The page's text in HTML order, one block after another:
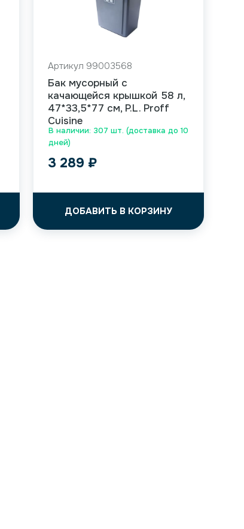
В наличии: 307 шт. (доставка до 10
дней)
Артикул 99003568
Бак мусорный с
качающейся крышкой 58 л,
47*33,5*77 см, P.L. Proff
Cuisine
3 289 ₽
ДОБАВИТЬ В КОРЗИНУ